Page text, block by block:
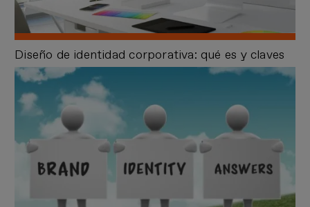
Diseño de identidad corporativa: qué es y claves